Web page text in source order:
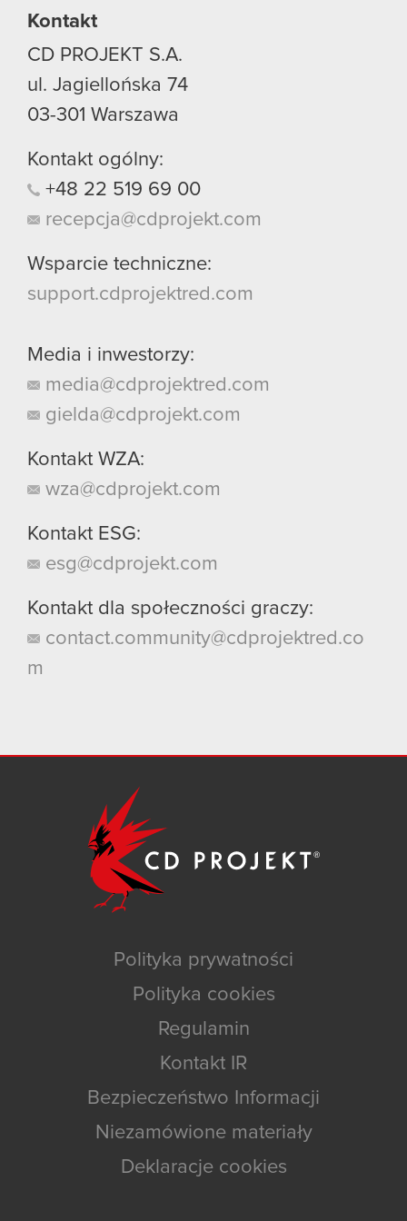
Kontakt
CD PROJEKT S.A.
ul. Jagiellońska 74
03-301 Warszawa
Kontakt ogólny:
+48 22 519 69 00
recepcja@cdprojekt.com
Wsparcie techniczne:
support.cdprojektred.com
Media i inwestorzy:
media@cdprojektred.com
gielda@cdprojekt.com
Kontakt WZA:
wza@cdprojekt.com
Kontakt ESG:
esg@cdprojekt.com
Kontakt dla społeczności graczy:
contact.community@cdprojektred.co
m
Polityka prywatności
Polityka cookies
Regulamin
Kontakt IR
Bezpieczeństwo Informacji
Niezamówione materiały
Deklaracje cookies